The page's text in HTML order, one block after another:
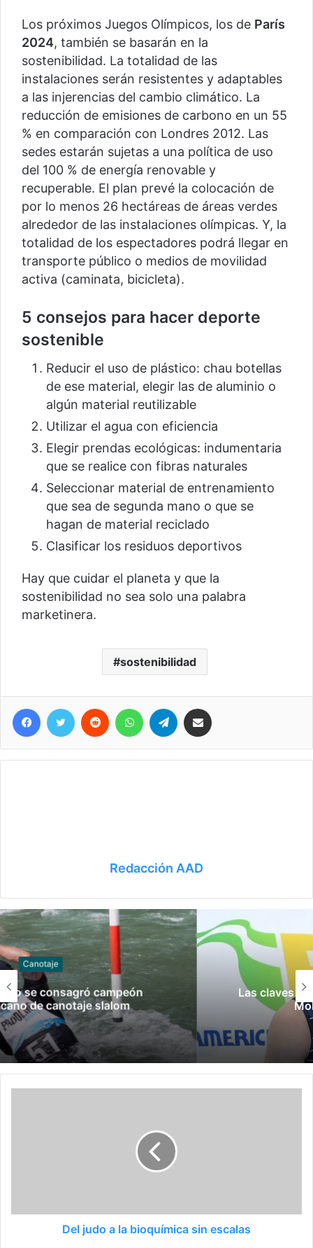
Los próximos Juegos Olímpicos, los de París
2024, también se basarán en la
sostenibilidad. La totalidad de las
instalaciones serán resistentes y adaptables
a las injerencias del cambio climático. La
reducción de emisiones de carbono en un 55
% en comparación con Londres 2012. Las
sedes estarán sujetas a una política de uso
del 100 % de energía renovable y
recuperable. El plan prevé la colocación de
por lo menos 26 hectáreas de áreas verdes
alrededor de las instalaciones olímpicas. Y, la
totalidad de los espectadores podrá llegar en
transporte público o medios de movilidad
activa (caminata, bicicleta).
5 consejos para hacer deporte
sostenible
Reducir el uso de plástico: chau botellas
de ese material, elegir las de aluminio o
algún material reutilizable
Utilizar el agua con eficiencia
Elegir prendas ecológicas: indumentaria
que se realice con fibras naturales
Seleccionar material de entrenamiento
que sea de segunda mano o que se
hagan de material reciclado
Clasificar los residuos deportivos
Hay que cuidar el planeta y que la
sostenibilidad no sea solo una palabra
marketinera.
sostenibilidad
Facebook
Twitter Reddit WhatsAppTelegram
Redacción AAD
Gimnasia
Las claves del fallo que condenó a Federico
Molinari por grooming
Del judo a la bioquímica sin escalas